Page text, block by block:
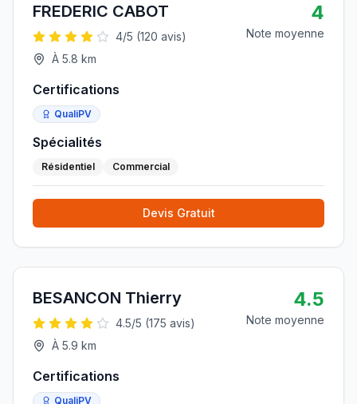
FREDERIC CABOT
4/5 (120 avis)
À 5.8 km
4
Note moyenne
Certifications
QualiPV
Spécialités
Résidentiel Commercial
Devis Gratuit
BESANCON Thierry
4.5/5 (175 avis)
À 5.9 km
4.5
Note moyenne
Certifications
QualiPV